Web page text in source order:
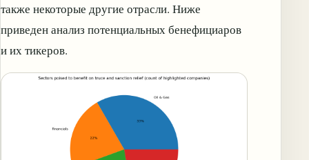
также некоторые другие отрасли. Ниже
приведен анализ потенциальных бенефициаров
и их тикеров.